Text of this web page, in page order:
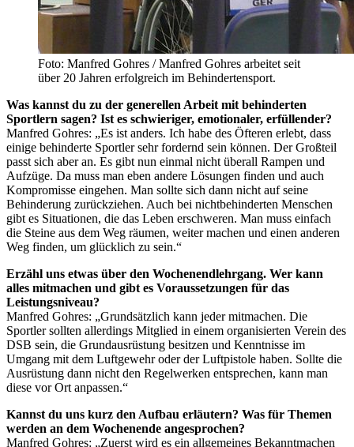
Foto: Manfred Gohres / Manfred Gohres arbeitet seit
über 20 Jahren erfolgreich im Behindertensport.
Was kannst du zu der generellen Arbeit mit behinderten
Sportlern sagen? Ist es schwieriger, emotionaler, erfüllender?
Manfred Gohres: „Es ist anders. Ich habe des Öfteren erlebt, dass
einige behinderte Sportler sehr fordernd sein können. Der Großteil
passt sich aber an. Es gibt nun einmal nicht überall Rampen und
Aufzüge. Da muss man eben andere Lösungen finden und auch
Kompromisse eingehen. Man sollte sich dann nicht auf seine
Behinderung zurückziehen. Auch bei nichtbehinderten Menschen
gibt es Situationen, die das Leben erschweren. Man muss einfach
die Steine aus dem Weg räumen, weiter machen und einen anderen
Weg finden, um glücklich zu sein.“
Erzähl uns etwas über den Wochenendlehrgang. Wer kann
alles mitmachen und gibt es Voraussetzungen für das
Leistungsniveau?
Manfred Gohres: „Grundsätzlich kann jeder mitmachen. Die
Sportler sollten allerdings Mitglied in einem organisierten Verein des
DSB sein, die Grundausrüstung besitzen und Kenntnisse im
Umgang mit dem Luftgewehr oder der Luftpistole haben. Sollte die
Ausrüstung dann nicht den Regelwerken entsprechen, kann man
diese vor Ort anpassen.“
Kannst du uns kurz den Aufbau erläutern? Was für Themen
werden an dem Wochenende angesprochen?
Manfred Gohres: „Zuerst wird es ein allgemeines Bekanntmachen